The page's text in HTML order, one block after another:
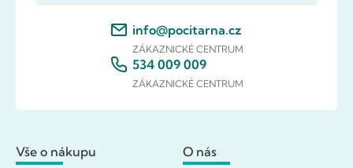
info@pocitarna.cz
ZÁKAZNICKÉ CENTRUM
534 009 009
ZÁKAZNICKÉ CENTRUM
Vše o nákupu O nás